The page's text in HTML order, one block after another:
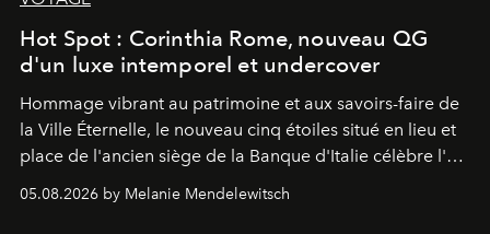
Hot Spot : Corinthia Rome, nouveau QG
d'un luxe intemporel et undercover
Hommage vibrant au patrimoine et aux savoirs-faire de
la Ville Éternelle, le nouveau cinq étoiles situé en lieu et
place de l'ancien siège de la Banque d'Italie célèbre l'art
de vivre Romain dans toute son élégance intemporelle.
05.08.2026 by Melanie Mendelewitsch